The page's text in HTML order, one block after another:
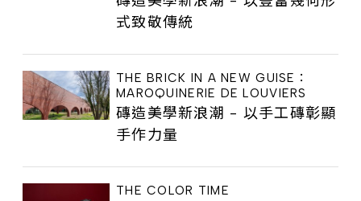
式致敬傳統
THE BRICK IN A NEW GUISE：
MAROQUINERIE DE LOUVIERS
磚造美學新浪潮 - 以手工磚彰顯
手作力量
THE COLOR TIME